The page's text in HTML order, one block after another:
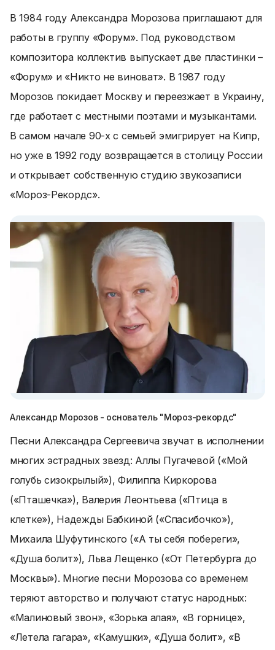
В 1984 году Александра Морозова приглашают для
работы в группу «Форум». Под руководством
композитора коллектив выпускает две пластинки –
«Форум» и «Никто не виноват». В 1987 году
Морозов покидает Москву и переезжает в Украину,
где работает с местными поэтами и музыкантами.
В самом начале 90-х с семьей эмигрирует на Кипр,
но уже в 1992 году возвращается в столицу России
и открывает собственную студию звукозаписи
«Мороз-Рекордс».
Александр Морозов - основатель "Мороз-рекордс"
Песни Александра Сергеевича звучат в исполнении
многих эстрадных звезд: Аллы Пугачевой («Мой
голубь сизокрылый»), Филиппа Киркорова
(«Пташечка»), Валерия Леонтьева («Птица в
клетке»), Надежды Бабкиной («Спасибочко»),
Михаила Шуфутинского («А ты себя побереги»,
«Душа болит»), Льва Лещенко («От Петербурга до
Москвы»). Многие песни Морозова со временем
теряют авторство и получают статус народных:
«Малиновый звон», «Зорька алая», «В горнице»,
«Летела гагара», «Камушки», «Душа болит», «В